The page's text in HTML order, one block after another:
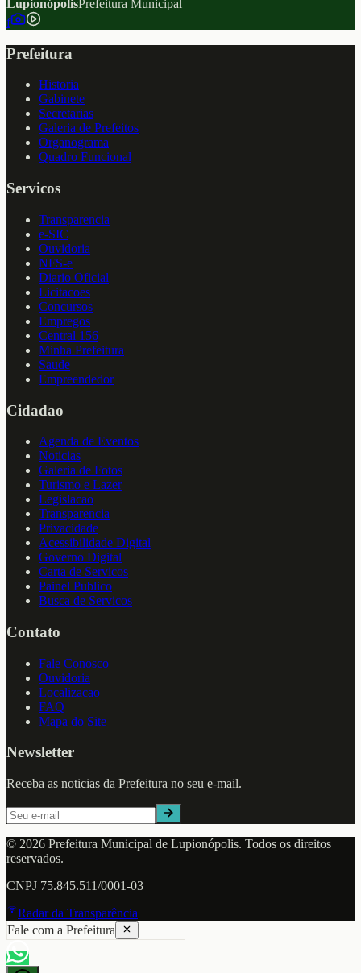
LupionópolisPrefeitura Municipal
f
Prefeitura
Historia
Gabinete
Secretarias
Galeria de Prefeitos
Organograma
Quadro Funcional
Servicos
Transparencia
e-SIC
Ouvidoria
NFS-e
Diario Oficial
Licitacoes
Concursos
Empregos
Central 156
Minha Prefeitura
Saude
Empreendedor
Cidadao
Agenda de Eventos
Noticias
Galeria de Fotos
Turismo e Lazer
Legislacao
Transparencia
Privacidade
Acessibilidade Digital
Governo Digital
Carta de Servicos
Painel Publico
Busca de Servicos
Contato
Fale Conosco
Ouvidoria
Localizacao
FAQ
Mapa do Site
Newsletter
Receba as noticias da Prefeitura no seu e-mail.
© 2026 Prefeitura Municipal de Lupionópolis. Todos os direitos
reservados.
CNPJ 75.845.511/0001-03
Radar da Transparência
Fale com a Prefeitura